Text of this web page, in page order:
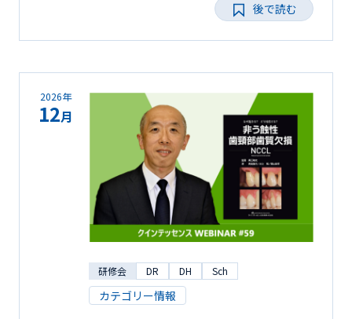
後で読む
2026年
12月
研修会 DR DH Sch
カテゴリー情報